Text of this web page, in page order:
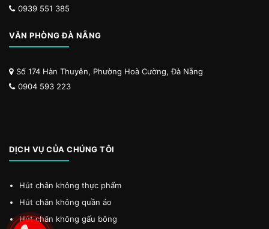
0939 551 385
VĂN PHÒNG ĐÀ NẴNG
Số 174 Hàn Thuyên, Phường Hoà Cường, Đà Nẵng
0904 593 223
DỊCH VỤ CỦA CHÚNG TÔI
Hút chân không thực phẩm
Hút chân không quần áo
Hút chân không gấu bông